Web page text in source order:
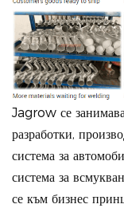
Jagrow се
разработки,
система за
система за
се към бизнес